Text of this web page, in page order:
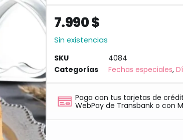
7.990$
Sin existencias
SKU
4084
Categorías
Fechas especiales,
Paga con tus tarjetas de
WebPay de Transbank o con